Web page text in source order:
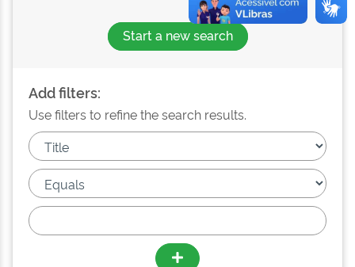
Start a new search
Add filters:
Use filters to refine the search results.